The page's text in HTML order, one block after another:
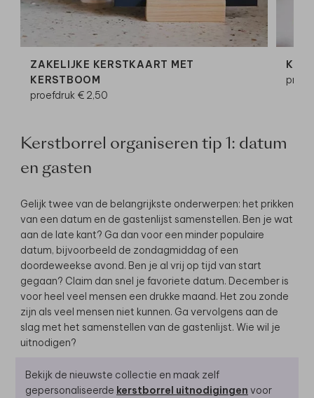
ZAKELIJKE KERSTKAART MET
KERSTBOOM
proefdruk € 2,50
Kerstborrel organiseren tip 1: datum
en gasten
Gelijk twee van de belangrijkste onderwerpen: het prikken
van een datum en de gastenlijst samenstellen. Ben je wat
aan de late kant? Ga dan voor een minder populaire
datum, bijvoorbeeld de zondagmiddag of een
doordeweekse avond. Ben je al vrij op tijd van start
gegaan? Claim dan snel je favoriete datum. December is
voor heel veel mensen een drukke maand. Het zou zonde
zijn als veel mensen niet kunnen. Ga vervolgens aan de
slag met het samenstellen van de gastenlijst. Wie wil je
uitnodigen?
Bekijk de nieuwste collectie en maak zelf
gepersonaliseerde kerstborrel uitnodigingen voor